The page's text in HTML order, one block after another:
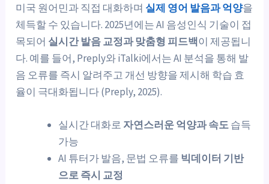
미국 원어민과 직접 대화하며 실제 영어 발음과 억양을
체득할 수 있습니다. 2025년에는 AI 음성인식 기술이 접
목되어 실시간 발음 교정과 맞춤형 피드백이 제공됩니
다. 예를 들어, Preply와 iTalki에서는 AI 분석을 통해 발
음 오류를 즉시 알려주고 개선 방향을 제시해 학습 효
율이 극대화됩니다 (Preply, 2025).
실시간 대화로 자연스러운 억양과 속도습득
가능
AI 튜터가 발음, 문법 오류를 빅데이터 기반
으로 즉시 교정